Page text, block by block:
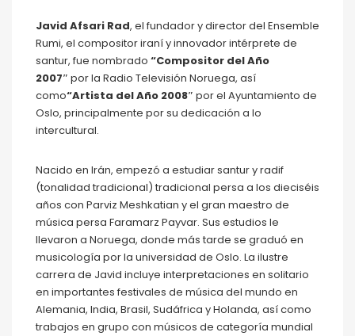
Javid Afsari Rad, el fundador y director del Ensemble
Rumi, el compositor iraní y innovador intérprete de
santur, fue nombrado “Compositor del Año
2007″ por la Radio Televisión Noruega, así
como“Artista del Año 2008″ por el Ayuntamiento de
Oslo, principalmente por su dedicación a lo
intercultural.
Nacido en Irán, empezó a estudiar santur y radif
(tonalidad tradicional) tradicional persa a los dieciséis
años con Parviz Meshkatian y el gran maestro de
música persa Faramarz Payvar. Sus estudios le
llevaron a Noruega, donde más tarde se graduó en
musicología por la universidad de Oslo. La ilustre
carrera de Javid incluye interpretaciones en solitario
en importantes festivales de música del mundo en
Alemania, India, Brasil, Sudáfrica y Holanda, así como
trabajos en grupo con músicos de categoría mundial